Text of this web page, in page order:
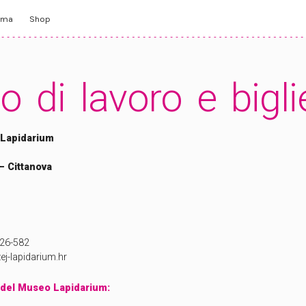
Shop
di lavoro e
Cittanova
582
lapidarium.hr
Museo Lapidarium: